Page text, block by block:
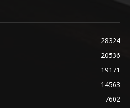
28324
20536
19171
14563
7602